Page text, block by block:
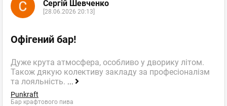
Сергій Шевченко
[28.06.2026 20:13]
Офігений бар!
Дуже крута атмосфера, особливо у дворику літом.
Також дякую колективу закладу за професіоналізм
та лояльність. ...
Punkraft
Бар крафтового пива